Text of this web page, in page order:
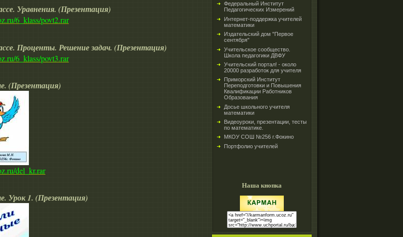
Уравнения. (Презентация)
6_klass/povt2.rar
Проценты. Решение задач. (Презентация)
6_klass/povt3.rar
(Презентация)
del_kr.rar
Урок 1. (Презентация)
Федеральный Институт
Педагогических Измерений
Интернет-поддержка учителей
математики
Издательский дом "Первое
сентября"
Учительское сообщество.
Школа педагогики ДВФУ
Учительский портал! - около
20000 разработок для учителя
Приморский Институт
Переподготовки и Повышения
Квалификации Работников
Образования
Досье школьного учителя
математики
Видеоуроки, презентации, тесты
по математике.
МКОУ СОШ №256 г.Фокино
Портфолио учителей
Наша кнопка